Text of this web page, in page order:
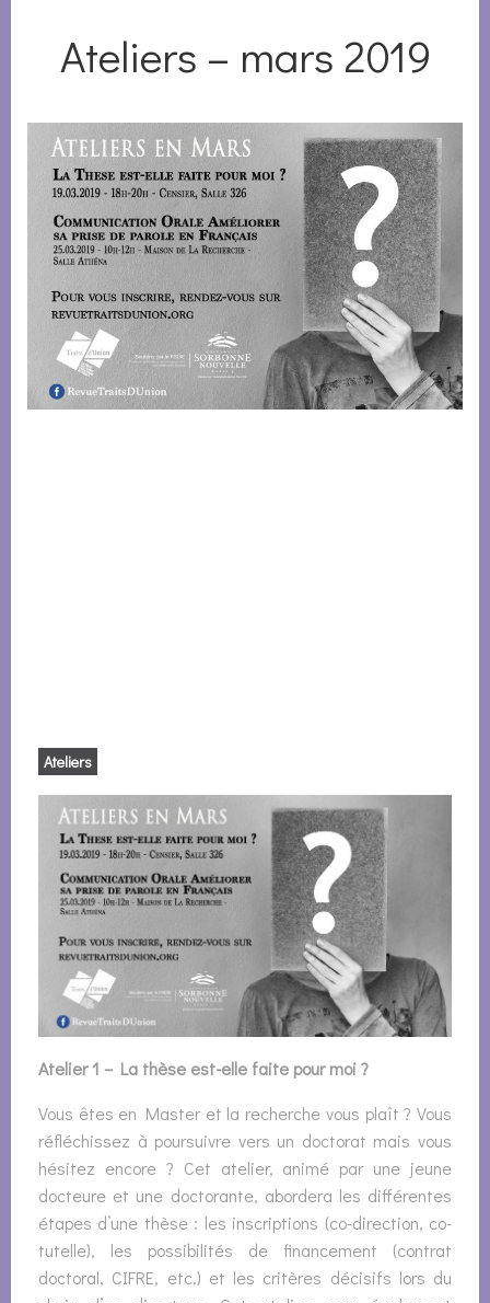
Ateliers – mars 2019
Ateliers
Atelier 1 – La thèse est-elle faite pour moi ?
Vous êtes en Master et la recherche vous plaît ? Vous
réfléchissez à poursuivre vers un doctorat mais vous
hésitez encore ? Cet atelier, animé par une jeune
docteure et une doctorante, abordera les différentes
étapes d’une thèse : les inscriptions (co-direction, co-
tutelle), les possibilités de financement (contrat
doctoral, CIFRE, etc.) et les critères décisifs lors du